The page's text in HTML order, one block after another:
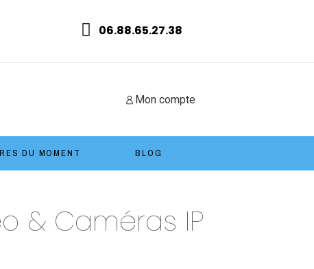
06.88.65.27.38
Mon compte
DU MOMENT BLOG
& Caméras IP